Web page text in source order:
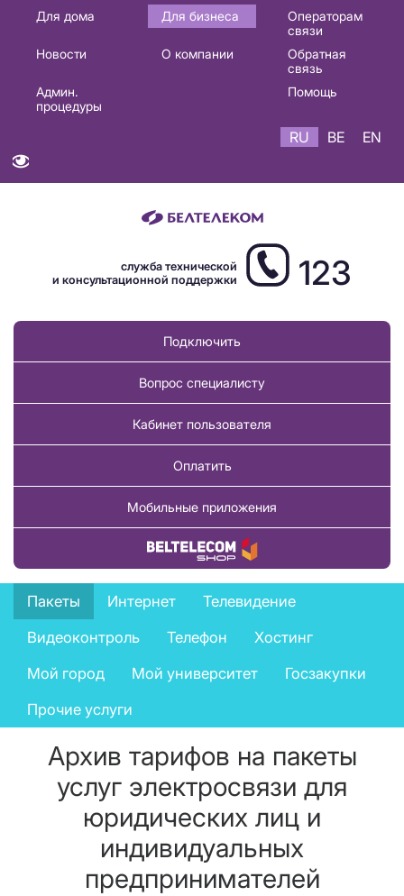
Основная
навигация
Для дома Для бизнеса
Операторам
связи
Новости
О компании
Обратная
связь
Админ.
процедуры
Помощь
RU BE EN
служба технической
и консультационной поддержки
123
Подключить
Вопрос специалисту
Кабинет пользователя
Оплатить
Мобильные приложения
Купить товар
Business
services
menu
Пакеты Интернет
Телевидение
Видеоконтроль
Телефон
Хостинг
Мой город
Мой университет
Госзакупки
Прочие услуги
Архив тарифов на пакеты
услуг электросвязи для
юридических лиц и
индивидуальных
предпринимателей